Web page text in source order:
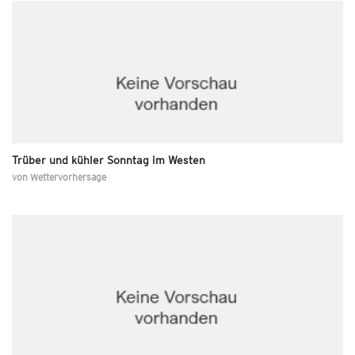
Trüber und kühler Sonntag im Westen
von Wettervorhersage